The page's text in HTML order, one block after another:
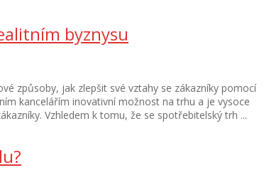
byznysu
způsoby, jak zlepšit své vztahy se zákazníky pomocí
kancelářím inovativní možnost na trhu a je vysoce
Vzhledem k tomu, že se spotřebitelský trh ...